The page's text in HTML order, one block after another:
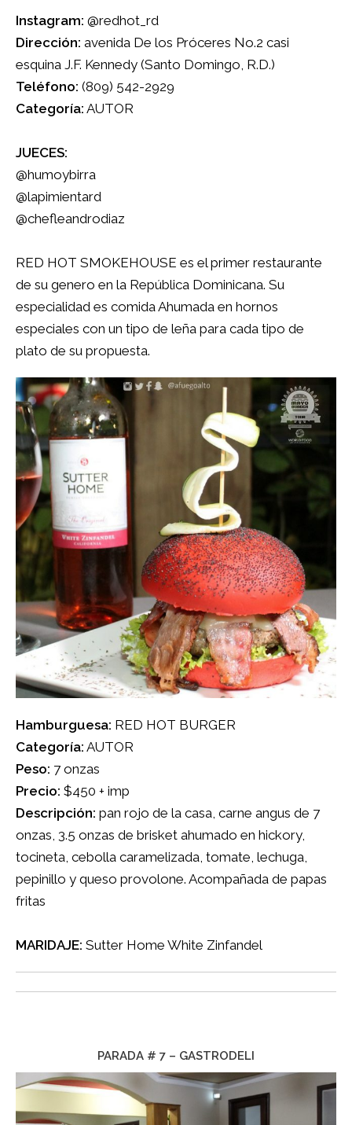
Instagram: @redhot_rd
Dirección: avenida De los Próceres No.2 casi
esquina J.F. Kennedy (Santo Domingo, R.D.)
Teléfono: (809) 542-2929
Categoría: AUTOR
JUECES:
@humoybirra
@lapimientard
@chefleandrodiaz
RED HOT SMOKEHOUSE es el primer restaurante
de su genero en la República Dominicana. Su
especialidad es comida Ahumada en hornos
especiales con un tipo de leña para cada tipo de
plato de su propuesta.
Hamburguesa: RED HOT BURGER
Categoría: AUTOR
Peso: 7 onzas
Precio: $450 + imp
Descripción: pan rojo de la casa, carne angus de 7
onzas, 3.5 onzas de brisket ahumado en hickory,
tocineta, cebolla caramelizada, tomate, lechuga,
pepinillo y queso provolone. Acompañada de papas
fritas
MARIDAJE: Sutter Home White Zinfandel
PARADA # 7 – GASTRODELI